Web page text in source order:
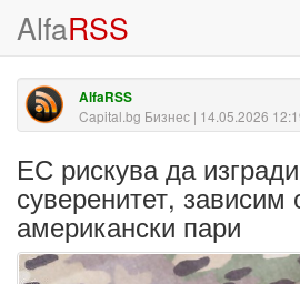
AlfaRSS
AlfaRSS
Capital.bg Бизнес | 14.05.2026
ЕС рискува да
суверенитет, зависим
американски пари